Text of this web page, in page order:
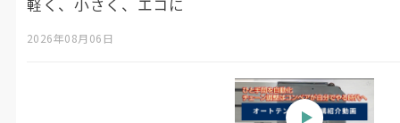
軽く、小さく、エコに
2026年08月06日